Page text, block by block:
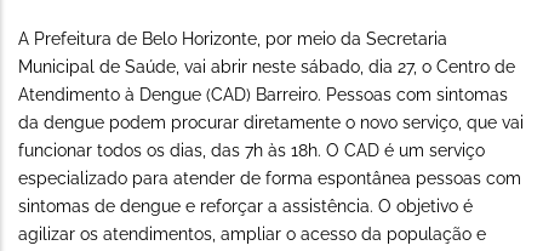
A Prefeitura de Belo Horizonte, por meio da Secretaria
Municipal de Saúde, vai abrir neste sábado, dia 27, o Centro de
Atendimento à Dengue (CAD) Barreiro. Pessoas com sintomas
da dengue podem procurar diretamente o novo serviço, que vai
funcionar todos os dias, das 7h às 18h. O CAD é um serviço
especializado para atender de forma espontânea pessoas com
sintomas de dengue e reforçar a assistência. O objetivo é
agilizar os atendimentos, ampliar o acesso da população e